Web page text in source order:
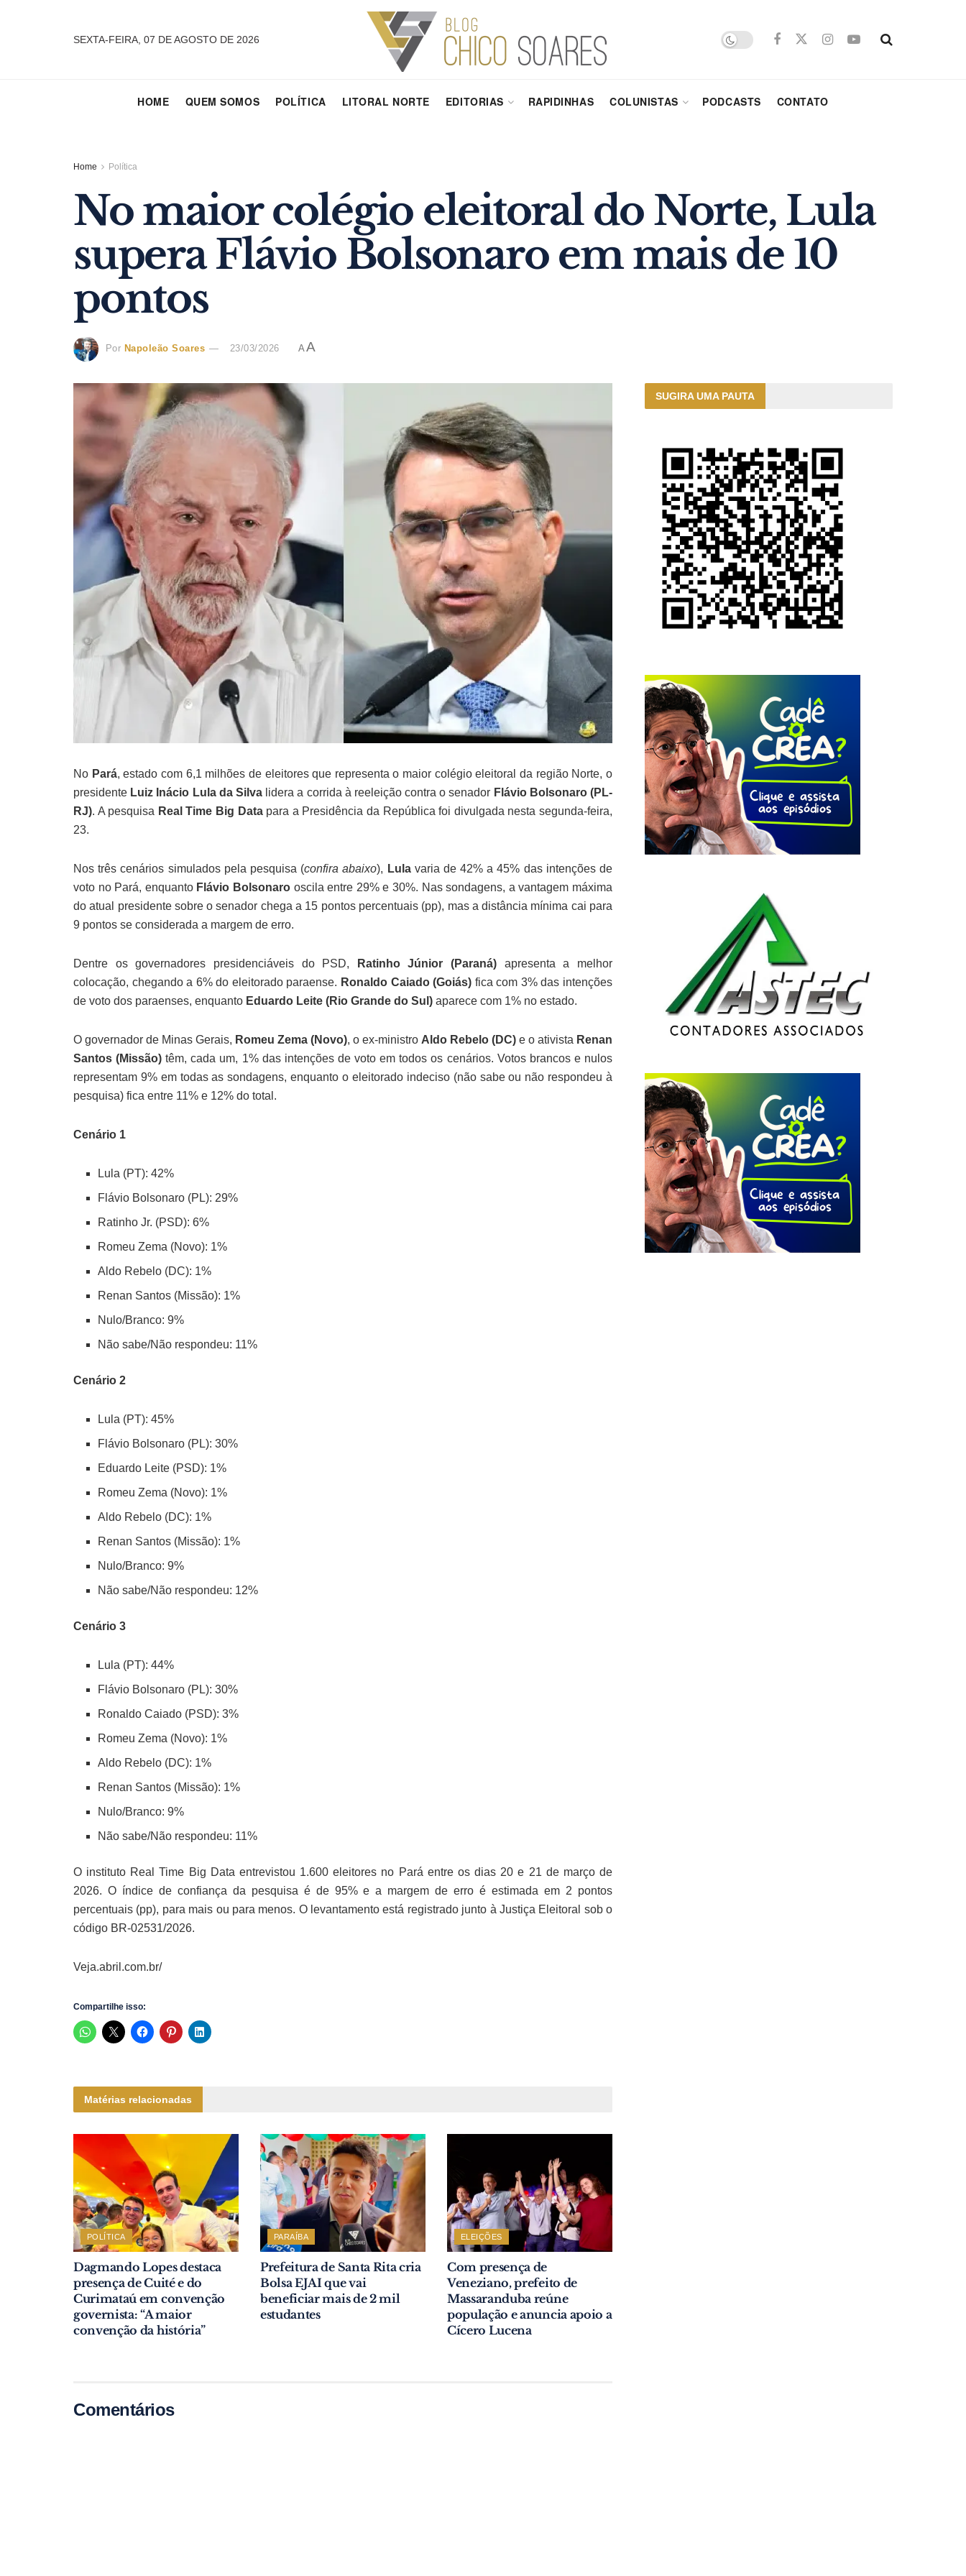
SEXTA-FEIRA, 07 DE AGOSTO DE 2026
HOME QUEM SOMOS POLÍTICA LITORAL NORTE EDITORIAS RAPIDINHAS COLUNISTAS PODCASTS CONTATO
Home Política
No maior colégio eleitoral do Norte, Lula
supera Flávio Bolsonaro em mais de 10
pontos
Por Napoleão Soares 23/03/2026 AA
No Pará, estado com 6,1 milhões de eleitores que representa o maior colégio eleitoral da região Norte, o
presidente Luiz Inácio Lula da Silvalidera a corrida à reeleição contra o senador Flávio Bolsonaro (PL-
RJ). A pesquisa Real Time Big Datapara a Presidência da República foi divulgada nesta segunda-feira,
23.
Nos três cenários simulados pela pesquisa (confira abaixo), Lulavaria de 42% a 45% das intenções de
voto no Pará, enquanto Flávio Bolsonaro oscila entre 29% e 30%. Nas sondagens, a vantagem máxima
do atual presidente sobre o senador chega a 15 pontos percentuais (pp), mas a distância mínima cai para
9 pontos se considerada a margem de erro.
Dentre os governadores presidenciáveis do PSD, Ratinho Júnior (Paraná) apresenta a melhor
colocação, chegando a 6% do eleitorado paraense. Ronaldo Caiado (Goiás) fica com 3% das intenções
de voto dos paraenses, enquanto Eduardo Leite (Rio Grande do Sul) aparece com 1% no estado.
O governador de Minas Gerais, Romeu Zema (Novo), o ex-ministro Aldo Rebelo (DC) e o ativista Renan
Santos (Missão) têm, cada um, 1% das intenções de voto em todos os cenários. Votos brancos e nulos
representam 9% em todas as sondagens, enquanto o eleitorado indeciso (não sabe ou não respondeu à
pesquisa) fica entre 11% e 12% do total.
Cenário 1
Lula (PT): 42%
Flávio Bolsonaro (PL): 29%
Ratinho Jr. (PSD): 6%
Romeu Zema (Novo): 1%
Aldo Rebelo (DC): 1%
Renan Santos (Missão): 1%
Nulo/Branco: 9%
Não sabe/Não respondeu: 11%
Cenário 2
Lula (PT): 45%
Flávio Bolsonaro (PL): 30%
Eduardo Leite (PSD): 1%
Romeu Zema (Novo): 1%
Aldo Rebelo (DC): 1%
Renan Santos (Missão): 1%
Nulo/Branco: 9%
Não sabe/Não respondeu: 12%
Cenário 3
Lula (PT): 44%
Flávio Bolsonaro (PL): 30%
Ronaldo Caiado (PSD): 3%
Romeu Zema (Novo): 1%
Aldo Rebelo (DC): 1%
Renan Santos (Missão): 1%
Nulo/Branco: 9%
Não sabe/Não respondeu: 11%
O instituto Real Time Big Data entrevistou 1.600 eleitores no Pará entre os dias 20 e 21 de março de
2026. O índice de confiança da pesquisa é de 95% e a margem de erro é estimada em 2 pontos
percentuais (pp), para mais ou para menos. O levantamento está registrado junto à Justiça Eleitoral sob o
código BR-02531/2026.
Veja.abril.com.br/
Compartilhe isso:
Matérias relacionadas
POLÍTICA
Dagmando Lopes destaca
presença de Cuité e do
Curimataú em convenção
governista: “A maior
convenção da história”
PARAÍBA
Prefeitura de Santa Rita cria
Bolsa EJAI que vai
beneficiar mais de 2 mil
estudantes
ELEIÇÕES
Com presença de
Veneziano, prefeito de
Massaranduba reúne
população e anuncia apoio a
Cícero Lucena
Comentários
SUGIRA UMA PAUTA